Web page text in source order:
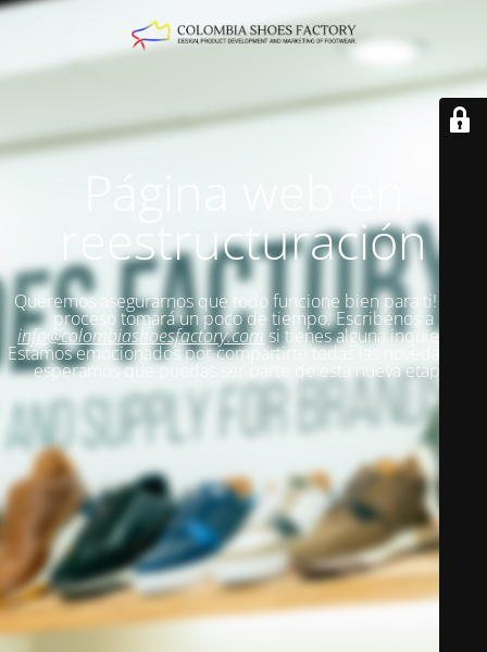
reestructuración
Queremos asegurarnos que todo funcione bien para ti!
proceso tomará un poco de tiempo. Escribenos a
info@colombiashoesfactory.com si tienes alguna inquietud.
Estamos emocionados por compartirte todas las novedades y
esperamos que puedas ser parte de esta nueva etapa.